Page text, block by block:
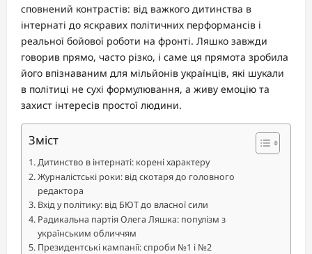
сповнений контрастів: від важкого дитинства в
інтернаті до яскравих політичних перформансів і
реальної бойової роботи на фронті. Ляшко завжди
говорив прямо, часто різко, і саме ця прямота зробила
його впізнаваним для мільйонів українців, які шукали
в політиці не сухі формулювання, а живу емоцію та
захист інтересів простої людини.
Зміст
Дитинство в інтернаті: корені характеру
Журналістські роки: від скотаря до головного
редактора
Вхід у політику: від БЮТ до власної сили
Радикальна партія Олега Ляшка: популізм з
українським обличчям
Президентські кампанії: спроби №1 і №2